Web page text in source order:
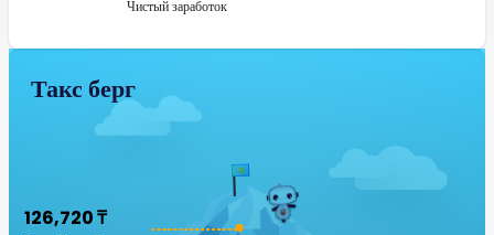
Чистый заработок
Такс берг
126,720 ₸